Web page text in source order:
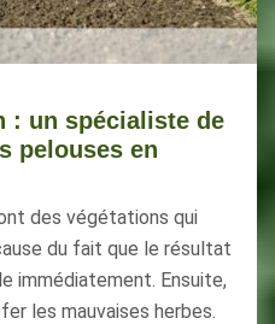
: un spécialiste de
pelouses en
des végétations qui
du fait que le résultat
immédiatement. Ensuite,
les mauvaises herbes.